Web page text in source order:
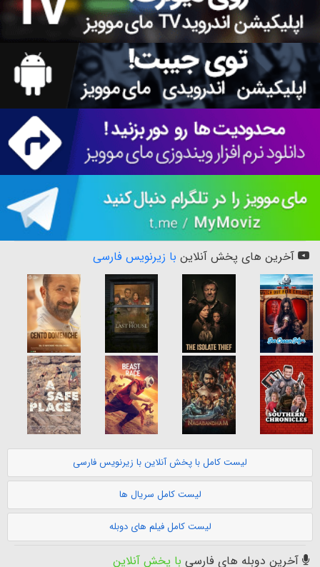
آخرین های پخش آنلاین با زیرنویس فارسی
لیست کامل با پخش آنلاین با زیرنویس فارسی
لیست کامل سریال ها
لیست کامل فیلم های دوبله
آخرین دوبله های فارسی با پخش آنلاین